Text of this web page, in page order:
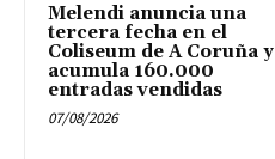
Melendi anuncia una
tercera fecha en el
Coliseum de A Coruña y
acumula 160.000
entradas vendidas
07/08/2026